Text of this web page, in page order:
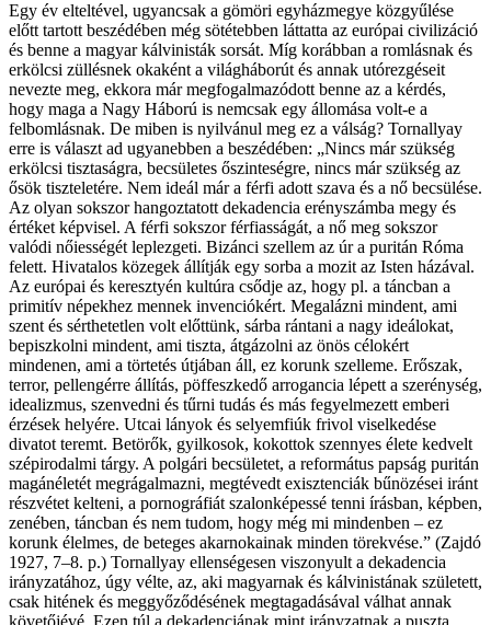
Egy év elteltével, ugyancsak a gömöri egyházmegye közgyűlése
előtt tartott beszédében még sötétebben láttatta az európai civilizáció
és benne a magyar kálvinisták sorsát. Míg korábban a romlásnak és
erkölcsi züllésnek okaként a világháborút és annak utórezgéseit
nevezte meg, ekkora már megfogalmazódott benne az a kérdés,
hogy maga a Nagy Háború is nemcsak egy állomása volt-e a
felbomlásnak. De miben is nyilvánul meg ez a válság? Tornallyay
erre is választ ad ugyanebben a beszédében: „Nincs már szükség
erkölcsi tisztaságra, becsületes őszinteségre, nincs már szükség az
ősök tiszteletére. Nem ideál már a férfi adott szava és a nő becsülése.
Az olyan sokszor hangoztatott dekadencia erényszámba megy és
értéket képvisel. A férfi sokszor férfiasságát, a nő meg sokszor
valódi nőiességét leplezgeti. Bizánci szellem az úr a puritán Róma
felett. Hivatalos közegek állítják egy sorba a mozit az Isten házával.
Az európai és keresztyén kultúra csődje az, hogy pl. a táncban a
primitív népekhez mennek invenciókért. Megalázni mindent, ami
szent és sérthetetlen volt előttünk, sárba rántani a nagy ideálokat,
bepiszkolni mindent, ami tiszta, átgázolni az önös célokért
mindenen, ami a törtetés útjában áll, ez korunk szelleme. Erőszak,
terror, pellengérre állítás, pöffeszkedő arrogancia lépett a szerénység,
idealizmus, szenvedni és tűrni tudás és más fegyelmezett emberi
érzések helyére. Utcai lányok és selyemfiúk frivol viselkedése
divatot teremt. Betörők, gyilkosok, kokottok szennyes élete kedvelt
szépirodalmi tárgy. A polgári becsületet, a református papság puritán
magánéletét megrágalmazni, megtévedt exisztenciák bűnözései iránt
részvétet kelteni, a pornográfiát szalonképessé tenni írásban, képben,
zenében, táncban és nem tudom, hogy még mi mindenben – ez
korunk élelmes, de beteges akarnokainak minden törekvése.” (Zajdó
1927, 7–8. p.) Tornallyay ellenségesen viszonyult a dekadencia
irányzatához, úgy vélte, az, aki magyarnak és kálvinistának született,
csak hitének és meggyőződésének megtagadásával válhat annak